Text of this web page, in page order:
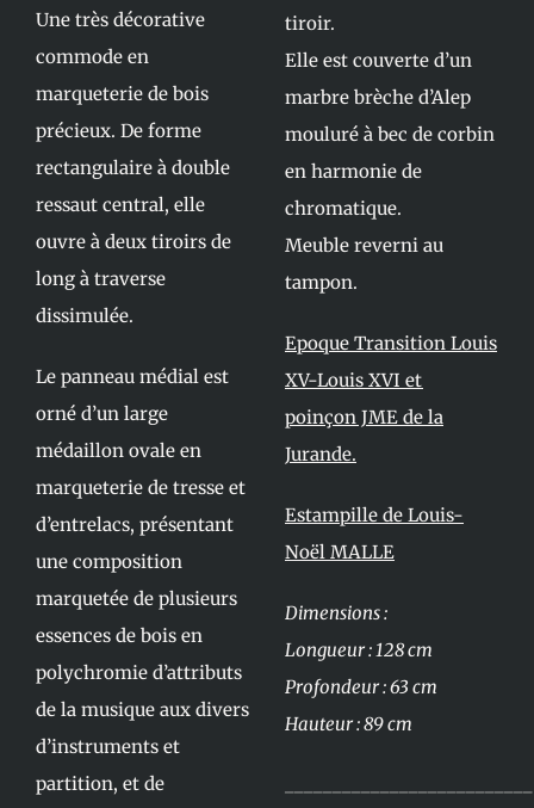
Une très décorative
commode en
marqueterie de bois
précieux. De forme
rectangulaire à double
ressaut central, elle
ouvre à deux tiroirs de
long à traverse
dissimulée.
Le panneau médial est
orné d’un large
médaillon ovale en
marqueterie de tresse et
d’entrelacs, présentant
une composition
marquetée de plusieurs
essences de bois en
polychromie d’attributs
de la musique aux divers
d’instruments et
partition, et de
tiroir.
Elle est couverte d’un
marbre brèche d’Alep
mouluré à bec de corbin
en harmonie de
chromatique.
Meuble reverni au
tampon.
Epoque Transition Louis
XV-Louis XVI et
poinçon JME de la
Jurande.
Estampille de Louis-
Noël MALLE
Dimensions :
Longueur : 128 cm
Profondeur : 63 cm
Hauteur : 89 cm